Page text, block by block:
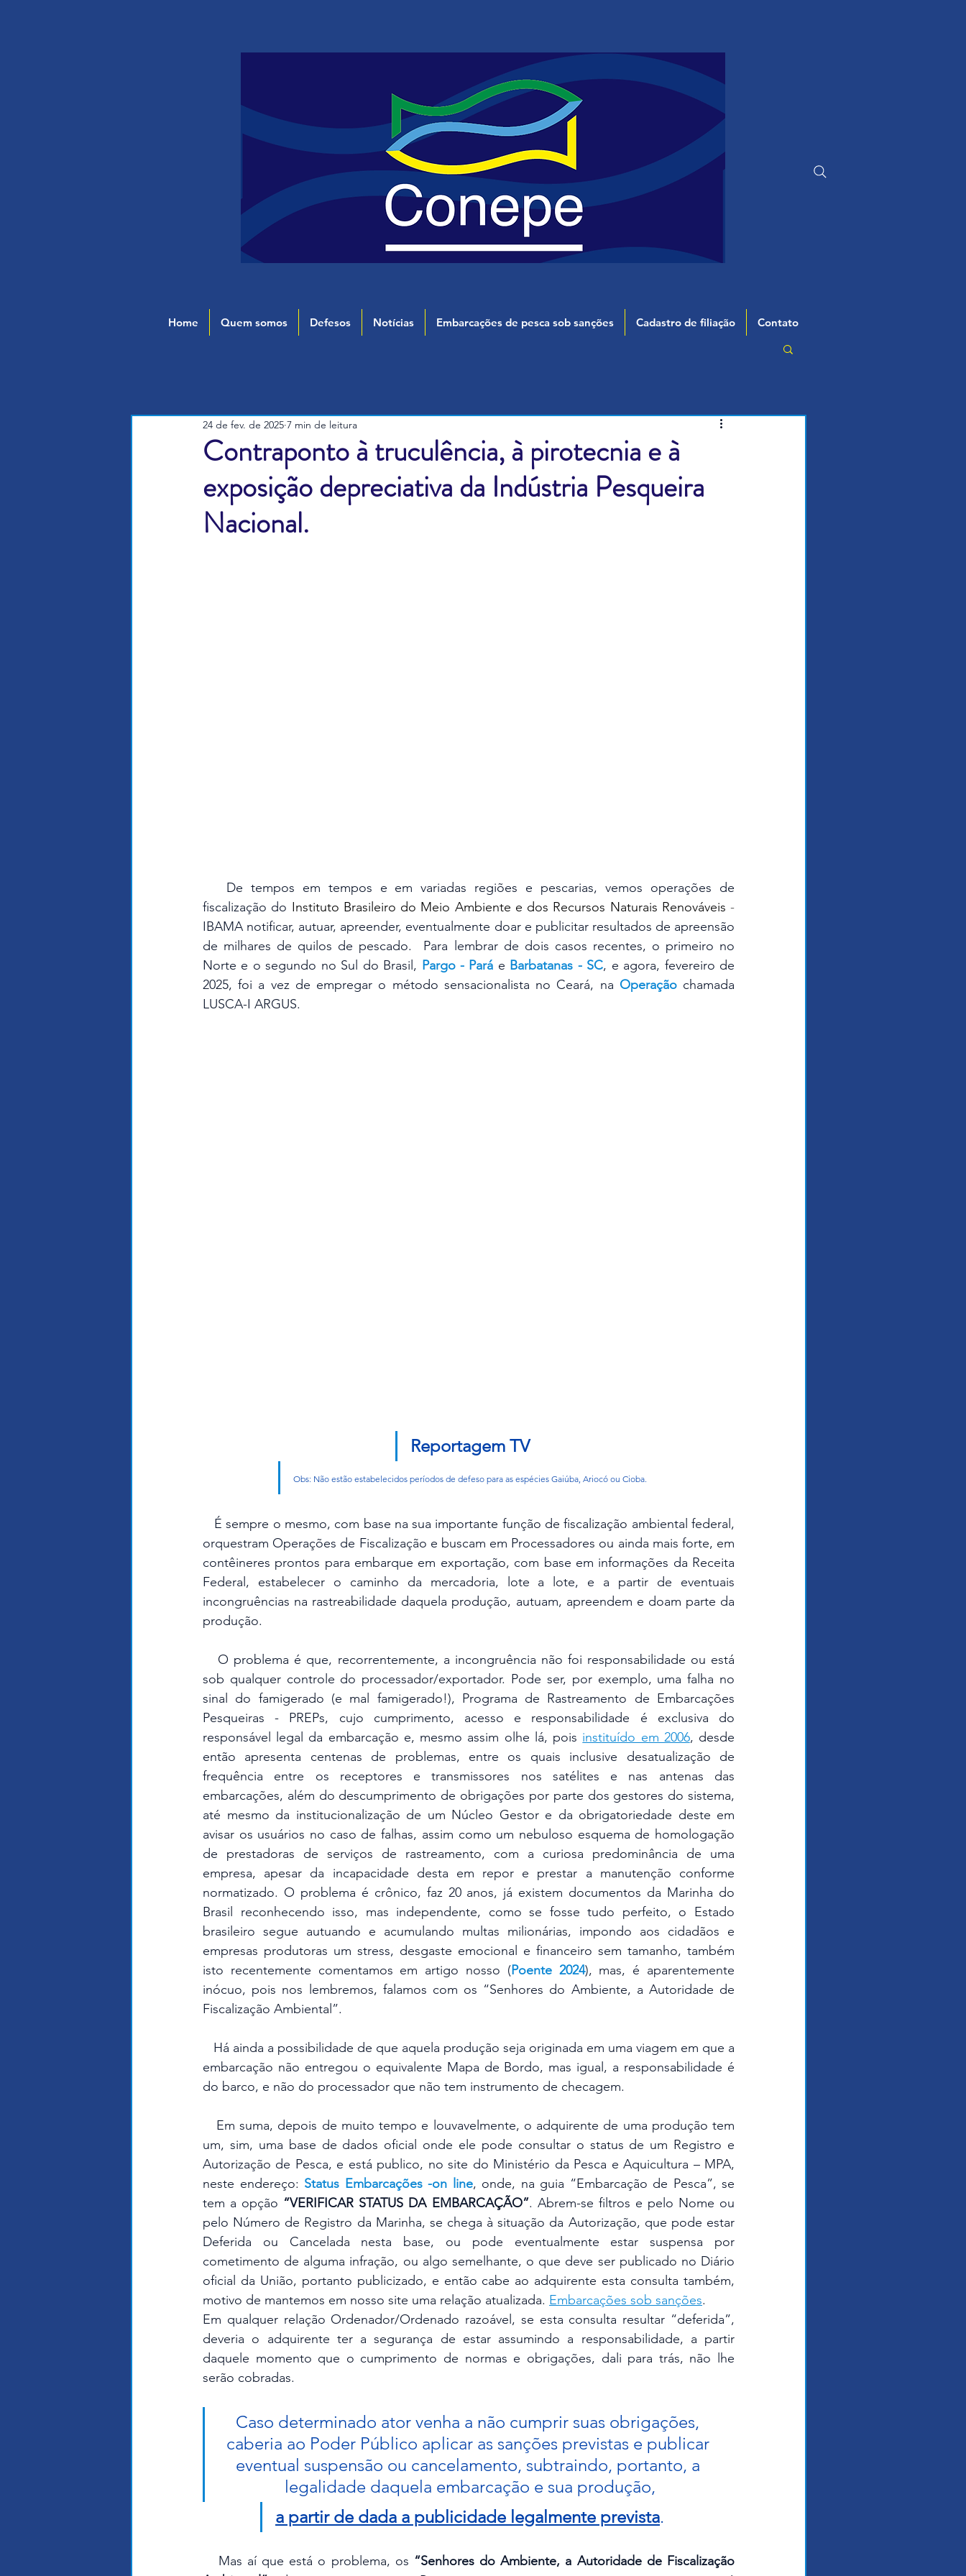
Home Quem somos Defesos Notícias Embarcações de pesca sob sanções Cadastro de filiação Contato
Contraponto à truculência, à pirotecnia e à
exposição depreciativa da Indústria Pesqueira
Nacional.
24 de fev. de 2025 7 min de leitura
fiscalização do Instituto Brasileiro do Meio Ambiente e dos Recursos Naturais Renováveis
IBAMA notificar, autuar, apreender, eventualmente doar e publicitar resultados de apreensão
de milhares de quilos de pescado.  Para lembrar de dois casos recentes, o primeiro no
Norte e o segundo no Sul do Brasil, Pargo - Pará e Barbatanas - SC, e agora, fevereiro de
2025, foi a vez de empregar o método sensacionalista no Ceará, na Operação chamada
LUSCA-I ARGUS.
Reportagem TV
Obs: Não estão estabelecidos períodos de defeso para as espécies Gaiúba, Ariocó ou Cioba.
orquestram Operações de Fiscalização e buscam em Processadores ou ainda mais forte, em
contêineres prontos para embarque em exportação, com base em informações da Receita
Federal, estabelecer o caminho da mercadoria, lote a lote, e a partir de eventuais
incongruências na rastreabilidade daquela produção, autuam, apreendem e doam parte da
produção.
sob qualquer controle do processador/exportador. Pode ser, por exemplo, uma falha no
sinal do famigerado (e mal famigerado!), Programa de Rastreamento de Embarcações
Pesqueiras - PREPs, cujo cumprimento, acesso e responsabilidade é exclusiva do
responsável legal da embarcação e, mesmo assim olhe lá, pois instituído em 2006, desde
então apresenta centenas de problemas, entre os quais inclusive desatualização de
frequência entre os receptores e transmissores nos satélites e nas antenas das
embarcações, além do descumprimento de obrigações por parte dos gestores do sistema,
até mesmo da institucionalização de um Núcleo Gestor e da obrigatoriedade deste em
avisar os usuários no caso de falhas, assim como um nebuloso esquema de homologação
de prestadoras de serviços de rastreamento, com a curiosa predominância de uma
empresa, apesar da incapacidade desta em repor e prestar a manutenção conforme
normatizado. O problema é crônico, faz 20 anos, já existem documentos da Marinha do
Brasil reconhecendo isso, mas independente, como se fosse tudo perfeito, o Estado
brasileiro segue autuando e acumulando multas milionárias, impondo aos cidadãos e
empresas produtoras um stress, desgaste emocional e financeiro sem tamanho, também
isto recentemente comentamos em artigo nosso (Poente 2024), mas, é aparentemente
inócuo, pois nos lembremos, falamos com os “Senhores do Ambiente, a Autoridade de
Fiscalização Ambiental”.
embarcação não entregou o equivalente Mapa de Bordo, mas igual, a responsabilidade é
do barco, e não do processador que não tem instrumento de checagem.
um, sim, uma base de dados oficial onde ele pode consultar o status de um Registro e
Autorização de Pesca, e está publico, no site do Ministério da Pesca e Aquicultura – MPA,
neste endereço: Status Embarcações -on line, onde, na guia “Embarcação de Pesca”, se
tem a opção “VERIFICAR STATUS DA EMBARCAÇÃO”. Abrem-se filtros e pelo Nome ou
pelo Número de Registro da Marinha, se chega à situação da Autorização, que pode estar
Deferida ou Cancelada nesta base, ou pode eventualmente estar suspensa por
cometimento de alguma infração, ou algo semelhante, o que deve ser publicado no Diário
oficial da União, portanto publicizado, e então cabe ao adquirente esta consulta também,
motivo de mantemos em nosso site uma relação atualizada. Embarcações sob sanções.
Em qualquer relação Ordenador/Ordenado razoável, se esta consulta resultar “deferida”,
deveria o adquirente ter a segurança de estar assumindo a responsabilidade, a partir
daquele momento que o cumprimento de normas e obrigações, dali para trás, não lhe
serão cobradas.
Caso determinado ator venha a não cumprir suas obrigações,
caberia ao Poder Público aplicar as sanções previstas e publicar
eventual suspensão ou cancelamento, subtraindo, portanto, a
legalidade daquela embarcação e sua produção,
a partir de dada a publicidade legalmente prevista.
   Mas aí que está o problema, os
“Senhores do Ambiente, a Autoridade de Fiscalização